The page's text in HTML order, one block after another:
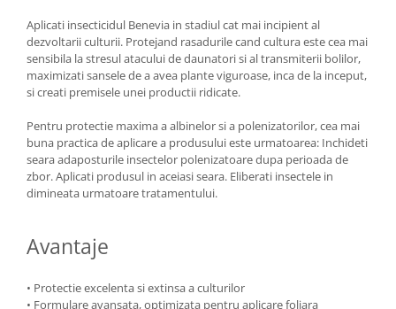
Aplicati insecticidul Benevia in stadiul cat mai incipient al
dezvoltarii culturii. Protejand rasadurile cand cultura este cea mai
sensibila la stresul atacului de daunatori si al transmiterii bolilor,
maximizati sansele de a avea plante viguroase, inca de la inceput,
si creati premisele unei productii ridicate.
Pentru protectie maxima a albinelor si a polenizatorilor, cea mai
buna practica de aplicare a produsului este urmatoarea: Inchideti
seara adaposturile insectelor polenizatoare dupa perioada de
zbor. Aplicati produsul in aceiasi seara. Eliberati insectele in
dimineata urmatoare tratamentului.
Avantaje
• Protectie excelenta si extinsa a culturilor
• Formulare avansata, optimizata pentru aplicare foliara